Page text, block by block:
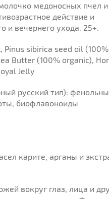
медоносных пчел и
действие и
и вечернего ухода. 25+.
sibirica seed oil
Butter (100% organic),
Jelly
русский тип):
биофлавоноиды
карите, арганы и
вокруг глаз, лица и